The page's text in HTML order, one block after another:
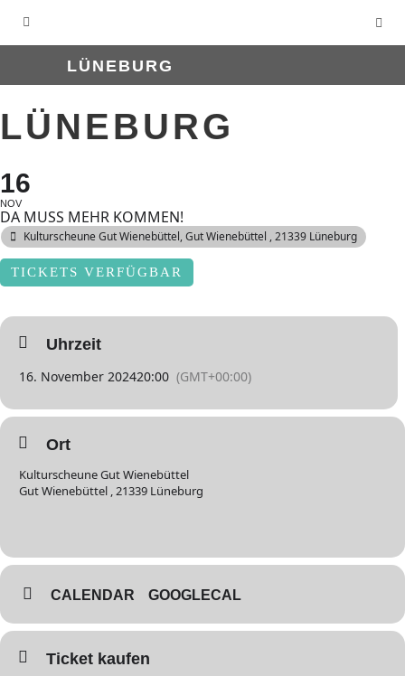
LÜNEBURG
LÜNEBURG
16
NOV
DA MUSS MEHR KOMMEN!
Kulturscheune Gut Wienebüttel, Gut Wienebüttel , 21339 Lüneburg
TICKETS VERFÜGBAR
Uhrzeit
16. November 202420:00 (GMT+00:00)
Ort
Kulturscheune Gut Wienebüttel
Gut Wienebüttel , 21339 Lüneburg
CALENDAR GOOGLECAL
Ticket kaufen